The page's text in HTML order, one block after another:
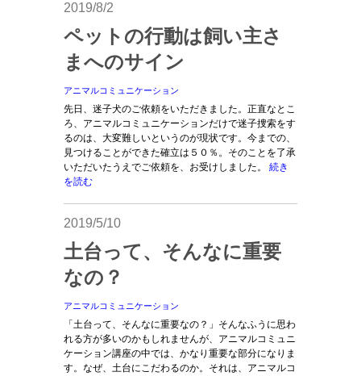
2019/8/2
ペットの行動は飼い主さ
まへのサイン
アニマルコミュニケーション
先日、迷子犬のご依頼をいただきました。正直なとこ
ろ、アニマルコミュニケーションだけで迷子捜索をす
るのは、大変難しいというのが現状です。今までの、
見つけることができた確立は５０％。そのことを了承
いただいたうえでご依頼を、お受けしました。 続き
を読む
2019/5/10
土台って、そんなに重要
なの？
アニマルコミュニケーション
「土台って、そんなに重要なの？」そんなふうに思わ
れる方が多いのかもしれませんが、アニマルコミュニ
ケーション講座の中では、かなり重要な部分になりま
す。なぜ、土台にこだわるのか。それは、アニマルコ